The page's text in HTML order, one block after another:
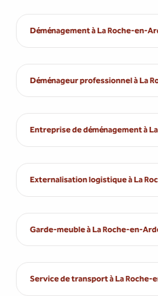
Déménagement à La Roche-en-
Déménageur professionnel à La
Entreprise de déménagement à
Externalisation logistique à La
Garde-meuble à La Roche-en-
Service de transport à La Roche-